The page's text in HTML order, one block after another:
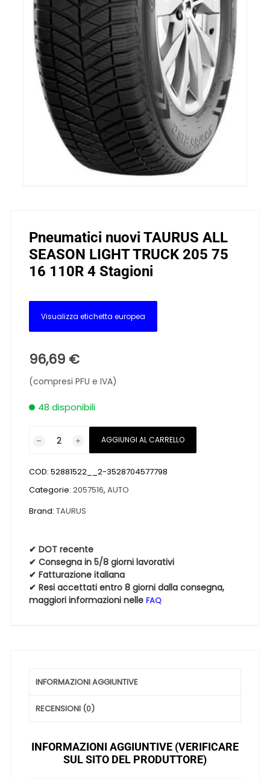
Pneumatici nuovi TAURUS ALL
SEASON LIGHT TRUCK 205 75
16 110R 4 Stagioni
Visualizza etichetta europea
96,69 €
(compresi PFU e IVA)
48 disponibili
ALL
SEASON
75
16
110R
4
Stagioni
AGGIUNGI AL CARRELLO
COD:52881522__2-3528704577798
Categorie:2057516,AUTO
Brand:TAURUS
✔ DOT recente
✔ Consegna in 5/8 giorni lavorativi
✔ Fatturazione italiana
✔ Resi accettati entro 8 giorni dalla consegna,
maggiori informazioni nelleFAQ
INFORMAZIONI AGGIUNTIVE
RECENSIONI (0)
INFORMAZIONI AGGIUNTIVE (VERIFICARE
SUL SITO DEL PRODUTTORE)